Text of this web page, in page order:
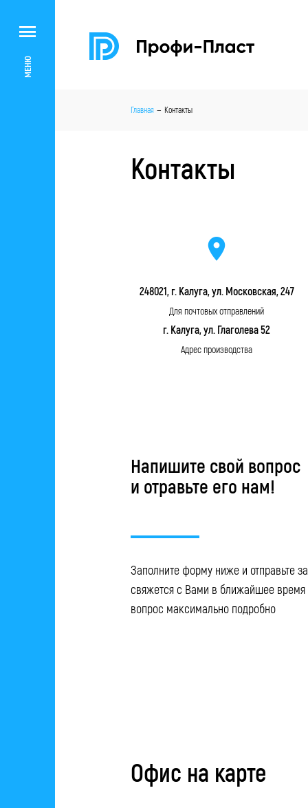
МЕНЮ
Главная Контакты
Контакты
248021, г. Калуга, ул. Московская, 247
Для почтовых отправлений
г. Калуга, ул. Глаголева 52
Адрес производства
Напишите свой вопрос
и отравьте его нам!
Заполните форму ниже и отправьте
свяжется с Вами в ближайшее время
вопрос максимально подробно
Офис на карте